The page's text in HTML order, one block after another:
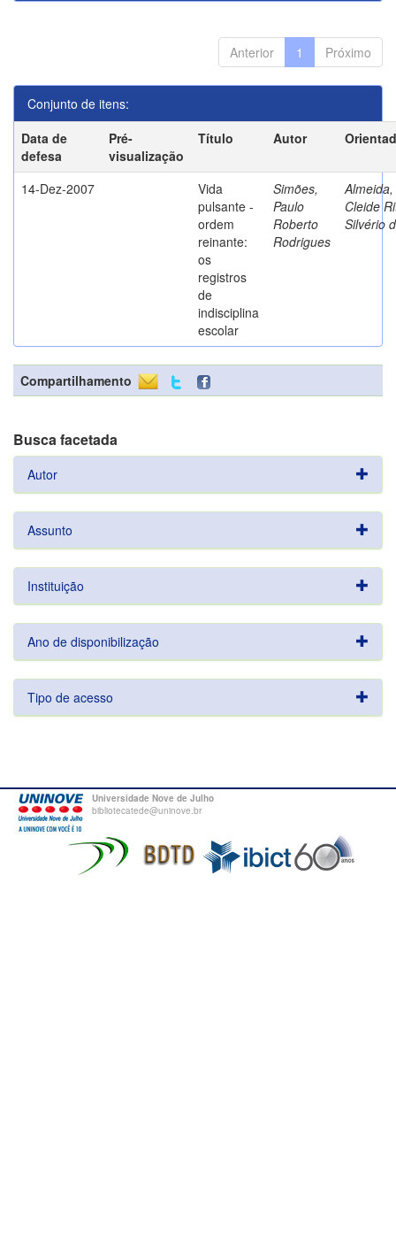
Anterior 1 Próximo
Conjunto de itens:
Data de
defesa
Pré-
visualização
Título Autor
14-Dez-2007
Vida
pulsante -
ordem
reinante:
os
registros
de
indisciplina
escolar
Simões,
Paulo
Roberto
Rodrigues
Almeida,
Cleide
Silvério
Compartilhamento
Busca facetada
Autor
Assunto
Instituição
Ano de disponibilização
Tipo de acesso
Universidade Nove de Julho
bibliotecatede@uninove.br